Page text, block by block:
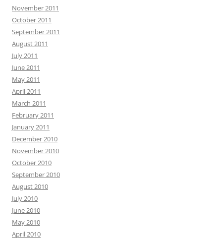
November 2011
October 2011
September 2011
August 2011
July 2011
June 2011
May 2011
April 2011
March 2011
February 2011
January 2011
December 2010
November 2010
October 2010
September 2010
August 2010
July 2010
June 2010
May 2010
April 2010